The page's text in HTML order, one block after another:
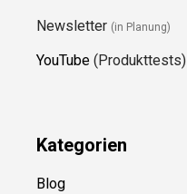
Newsletter (in Planung)
YouTube (Produkttests)
Kategorien
Blog